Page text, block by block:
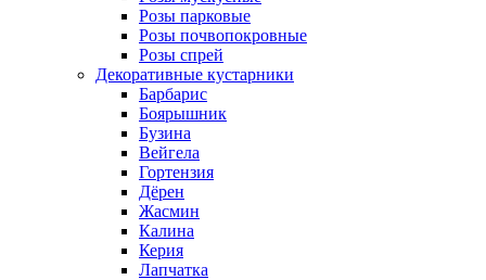
Розы парковые
Розы почвопокровные
Розы спрей
Декоративные кустарники
Барбарис
Боярышник
Бузина
Вейгела
Гортензия
Дёрен
Жасмин
Калина
Керия
Лапчатка